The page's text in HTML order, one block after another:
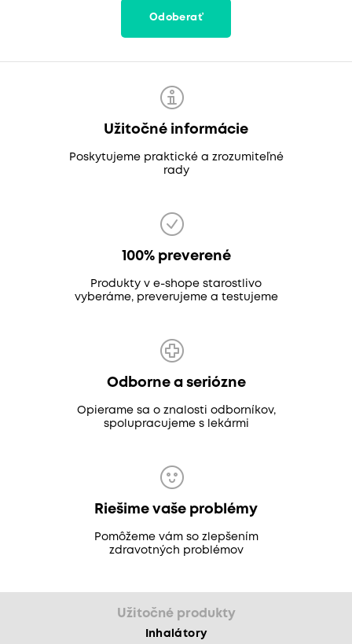
Odoberať
Užitočné informácie
Poskytujeme praktické a zrozumiteľné
rady
100% preverené
Produkty v e-shope starostlivo
vyberáme, preverujeme a testujeme
Odborne a seriózne
Opierame sa o znalosti odborníkov,
spolupracujeme s lekármi
Riešime vaše problémy
Pomôžeme vám so zlepšením
zdravotných problémov
Užitočné produkty
Inhalátory